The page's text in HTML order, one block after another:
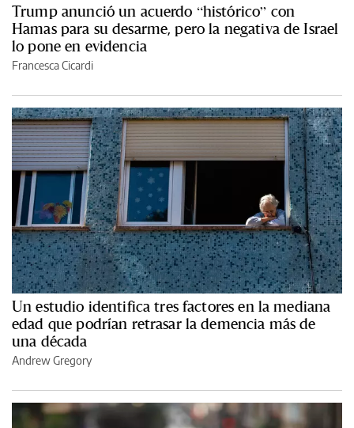
Trump anunció un acuerdo “histórico” con
Hamas para su desarme, pero la negativa de Israel
lo pone en evidencia
Francesca Cicardi
Un estudio identifica tres factores en la mediana
edad que podrían retrasar la demencia más de
una década
Andrew Gregory